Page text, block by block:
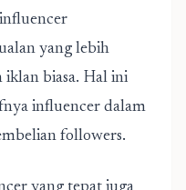
yang lebih
biasa. Hal ini
influencer dalam
followers.